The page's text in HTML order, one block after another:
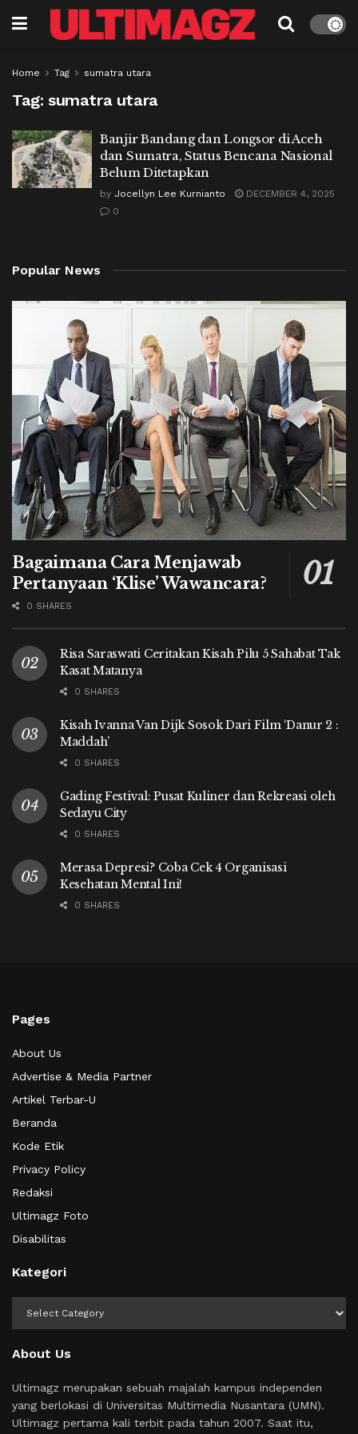
Home Tag sumatra utara
Tag: sumatra utara
Banjir Bandang dan Longsor di Aceh
dan Sumatra, Status Bencana Nasional
Belum Ditetapkan
by Jocellyn Lee Kurnianto
DECEMBER 4, 2025
0
Popular News
Bagaimana Cara Menjawab
Pertanyaan ‘Klise’ Wawancara?
0 SHARES
Risa Saraswati Ceritakan Kisah Pilu 5 Sahabat Tak
Kasat Matanya
0 SHARES
Kisah Ivanna Van Dijk Sosok Dari Film ‘Danur 2 :
Maddah’
0 SHARES
Gading Festival: Pusat Kuliner dan Rekreasi oleh
Sedayu City
0 SHARES
Merasa Depresi? Coba Cek 4 Organisasi
Kesehatan Mental Ini!
0 SHARES
Pages
About Us
Advertise & Media Partner
Artikel Terbar-U
Beranda
Kode Etik
Privacy Policy
Redaksi
Ultimagz Foto
Disabilitas
Kategori
About Us
Ultimagz merupakan sebuah majalah kampus independen
yang berlokasi di Universitas Multimedia Nusantara (UMN).
Ultimagz pertama kali terbit pada tahun 2007. Saat itu,